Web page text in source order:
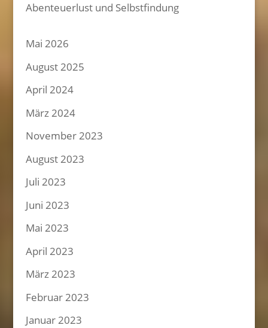
Abenteuerlust und Selbstfindung
Mai 2026
August 2025
April 2024
März 2024
November 2023
August 2023
Juli 2023
Juni 2023
Mai 2023
April 2023
März 2023
Februar 2023
Januar 2023